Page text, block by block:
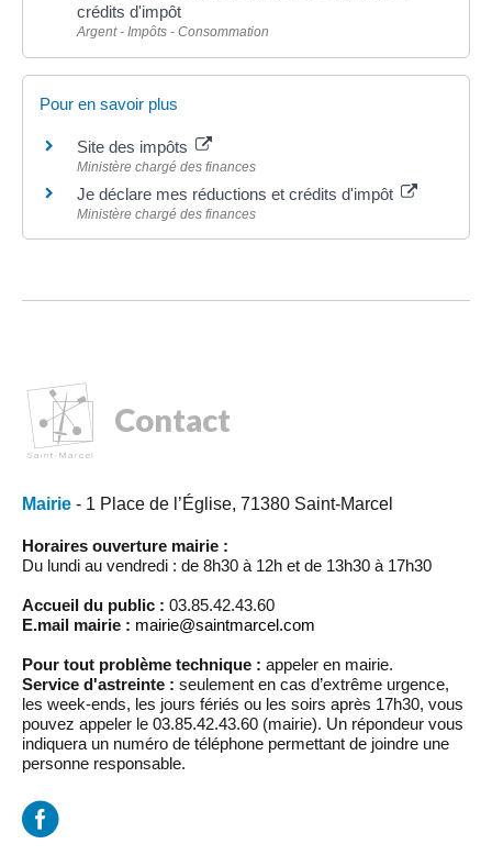
crédits d'impôt
Argent - Impôts - Consommation
Pour en savoir plus
Site des impôts
Ministère chargé des finances
Je déclare mes réductions et crédits d'impôt
Ministère chargé des finances
Contact
Mairie - 1 Place de l’Église, 71380 Saint-Marcel
Horaires ouverture mairie :
Du lundi au vendredi : de 8h30 à 12h et de 13h30 à 17h30
Accueil du public : 03.85.42.43.60
E.mail mairie : mairie@saintmarcel.com
Pour tout problème technique : appeler en mairie.
Service d'astreinte : seulement en cas d’extrême urgence,
les week-ends, les jours fériés ou les soirs après 17h30, vous
pouvez appeler le 03.85.42.43.60 (mairie). Un répondeur vous
indiquera un numéro de téléphone permettant de joindre une
personne responsable.